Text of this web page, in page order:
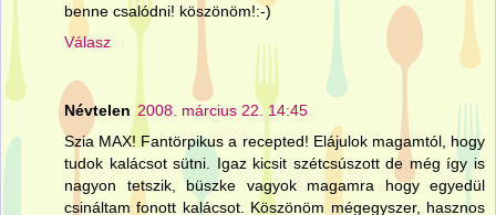
benne csalódni! köszönöm!:-)
Válasz
Névtelen 2008. március 22. 14:45
Szia MAX! Fantörpikus a recepted! Elájulok magamtól, hogy
tudok kalácsot sütni. Igaz kicsit szétcsúszott de még így is
nagyon tetszik, büszke vagyok magamra hogy egyedül
csináltam fonott kalácsot. Köszönöm mégegyszer, hasznos